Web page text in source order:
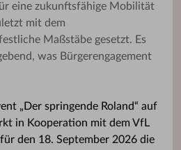
eine zukunftsfähige Mobilität
mit dem
Maßstäbe gesetzt. Es
was Bürgerengagement
„Der springende Roland“ auf
in Kooperation mit dem VfL
den 18. September 2026 die